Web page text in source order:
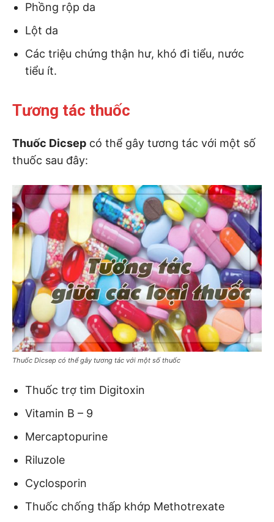
Phồng rộp da
Lột da
Các triệu chứng thận hư, khó đi tiểu, nước
tiểu ít.
Tương tác thuốc
Thuốc Dicsep có thể gây tương tác với một số
thuốc sau đây:
Thuốc Dicsep có thể gây tương tác với một số thuốc
Thuốc trợ tim Digitoxin
Vitamin B – 9
Mercaptopurine
Riluzole
Cyclosporin
Thuốc chống thấp khớp Methotrexate